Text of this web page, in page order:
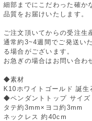
細部までにこだわった確か
品質をお届けいたします。
ご注文頂いてからの受注生
通常約3~4週間でご発送い
る場合がございます。
お急ぎの場合はお問い合わ
◆素材
K10ホワイトゴールド 誕生
◆ペンダントトップ サイズ
タテ約3mm×ヨコ約3mm
ネックレス 約40cm